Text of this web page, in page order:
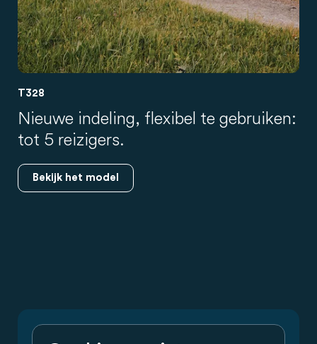
T328
Nieuwe indeling, flexibel te gebruiken:
tot 5 reizigers.
Bekijk het model